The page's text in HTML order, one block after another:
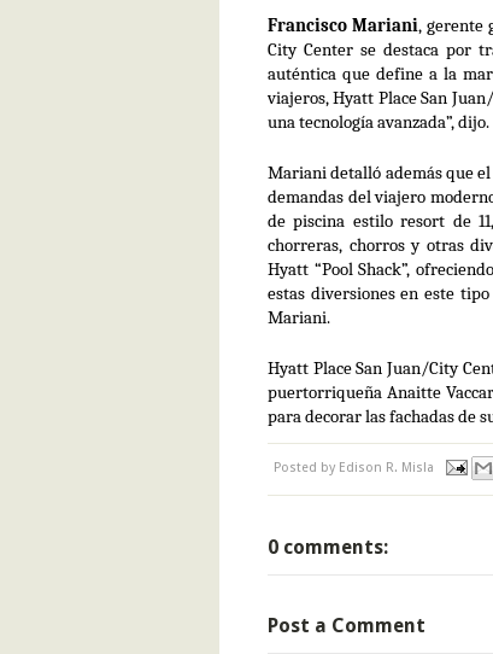
Francisco Mariani, gerente
City Center se destaca por
auténtica que define a la
viajeros,Hyatt Place San
una tecnología avanzada”, dijo.
Mariani detalló además que
demandas del viajero
de piscina estilo resort de
chorreras, chorros y otras
Hyatt “Pool Shack”,
estas diversiones en este
Mariani.
Hyatt Place San Juan/City
puertorriqueña Anaitte
para decorar las fachadas de
Posted by Edison R. Misla
0 comments:
Post a Comment